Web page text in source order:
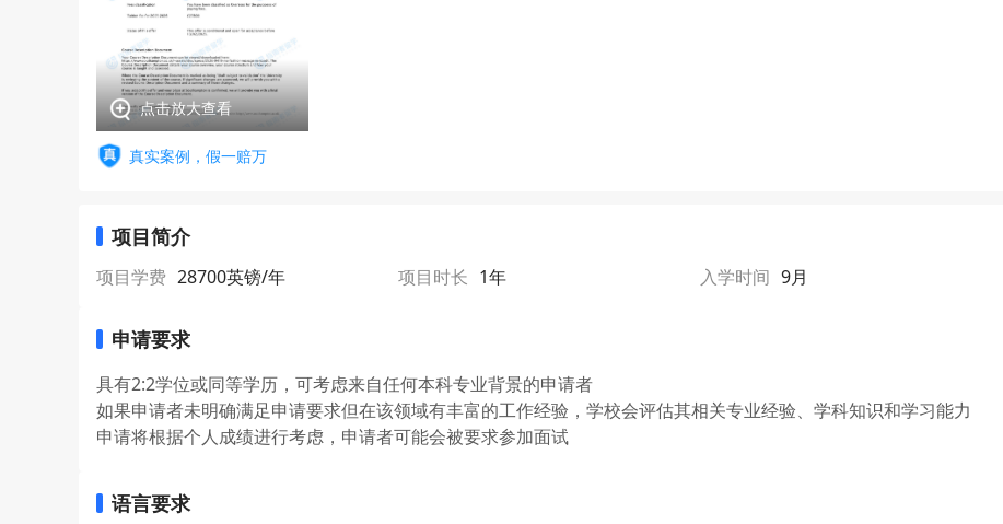
点击放大查看
真实案例，假一赔万
项目简介
项目学费 28700英镑/年 项目时长 1年 入学时间 9月
申请要求
具有2:2学位或同等学历，可考虑来自任何本科专业背景的申请者
如果申请者未明确满足申请要求但在该领域有丰富的工作经验，学校会评估其相关专业经验、学科知识和学习能力
申请将根据个人成绩进行考虑，申请者可能会被要求参加面试
语言要求